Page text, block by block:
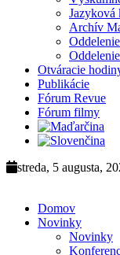
Jazyková
Archív
Otváracie
Publikácie
Fórum Revue
Fórum filmy
streda, 5 augusta,
Domov
Novinky
Novinky